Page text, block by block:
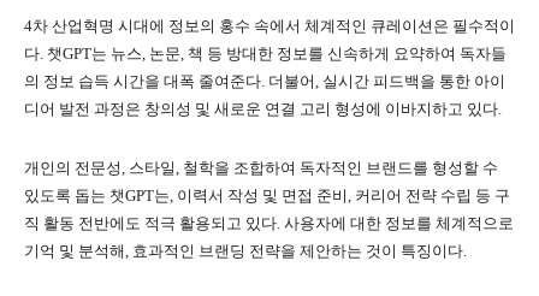
4차 산업혁명 시대에 정보의 홍수 속에서 체계적인 큐레이션은 필수적이
다. 챗GPT는 뉴스, 논문, 책 등 방대한 정보를 신속하게 요약하여 독자들
의 정보 습득 시간을 대폭 줄여준다. 더불어, 실시간 피드백을 통한 아이
디어 발전 과정은 창의성 및 새로운 연결 고리 형성에 이바지하고 있다.
개인의 전문성, 스타일, 철학을 조합하여 독자적인 브랜드를 형성할 수
있도록 돕는 챗GPT는, 이력서 작성 및 면접 준비, 커리어 전략 수립 등 구
직 활동 전반에도 적극 활용되고 있다. 사용자에 대한 정보를 체계적으로
기억 및 분석해, 효과적인 브랜딩 전략을 제안하는 것이 특징이다.